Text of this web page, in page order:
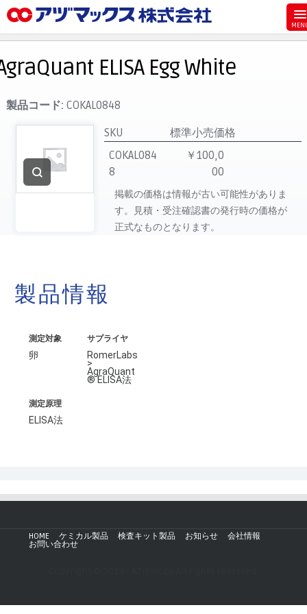
お気に入り
お買い物カゴ
ご注文
マイページ
主要取扱ブランド
ELISA Egg White
製品コード: COKAL0848
SKU
標準小売価格
COKAL084
8
￥100,0
00
掲載の価格は情報が古い可能性がありま
す。見積・受注確認書の発行時の価格が
正式なものとなります。
製品情報
測定対象
卵
サプライヤ
RomerLabs
>
AgraQuant
® ELISA法
測定原理
ELISA法
HOME ケミカル製品 検査キット製品 お知らせ
会社情報
お問い合わせ